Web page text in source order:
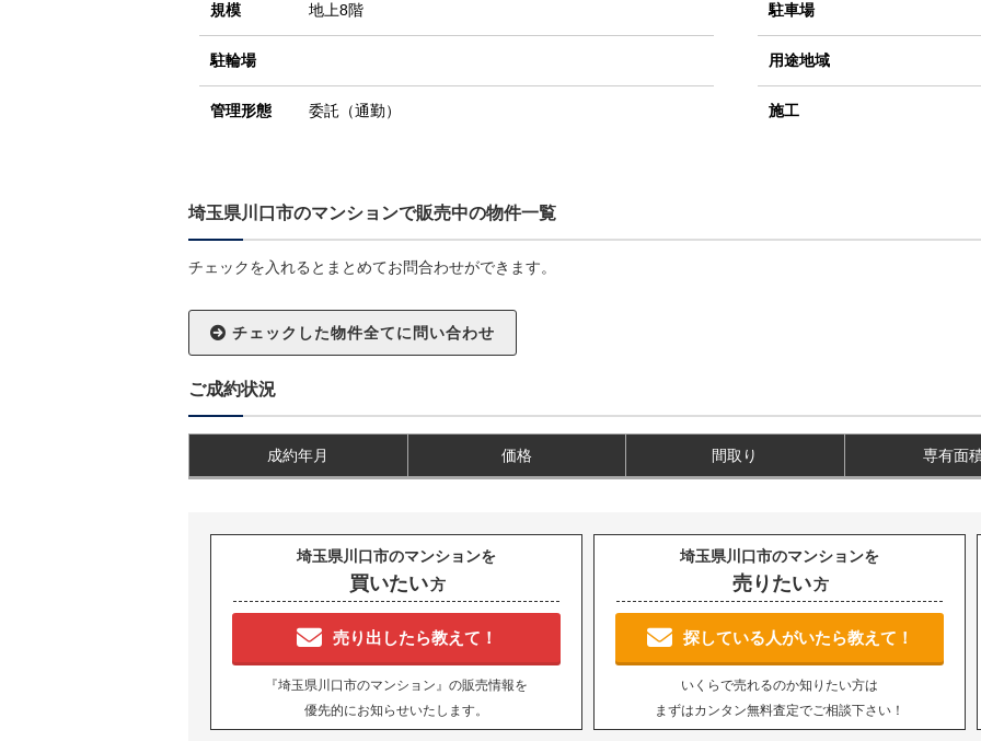
規模 地上8階
駐輪場
管理形態 委託（通勤）
駐車場
用途地域
施工
埼玉県川口市のマンションで販売中の物件一覧
チェックを入れるとまとめてお問合わせができます。
ご成約状況
成約年月 価格 間取り 専有面
埼玉県川口市のマンションを
買いたい方
売り出したら教えて！
『埼玉県川口市のマンション』の販売情報を
優先的にお知らせいたします。
埼玉県川口市のマンションを
売りたい方
探している人がいたら教えて！
いくらで売れるのか知りたい方は
まずはカンタン無料査定でご相談下さい！